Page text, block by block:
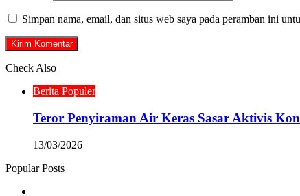
Simpan nama, email, dan situs web saya pada peramban ini
Check Also
Berita Populer
Teror Penyiraman Air Keras Sasar Aktivis
13/03/2026
Popular Posts